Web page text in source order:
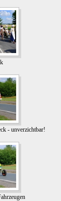
- unverzichtbar!